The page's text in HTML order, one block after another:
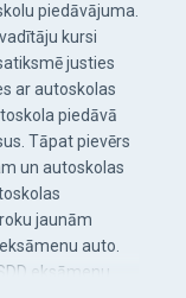
piedāvājuma.
kursi
justies
ar autoskolas
piedāvā
Tāpat pievērs
un autoskolas
jaunām
auto.
eksāmenu